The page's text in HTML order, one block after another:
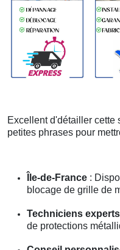
Excellent d'détailler cette
petites phrases pour
Île-de-France :
blocage de grille de
Techniciens experts
de protections